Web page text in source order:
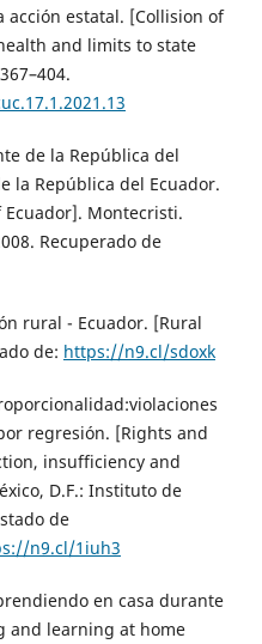
acción estatal. [Collision of
and limits to state
de la República del
la República del Ecuador.
Montecristi.
Recuperado de
rural - Ecuador. [Rural
de: https://n9.cl/sdoxk
regresión. [Rights and
insufficiency and
D.F.: Instituto de
de
n9.cl/1iuh3
en casa durante
and learning at home